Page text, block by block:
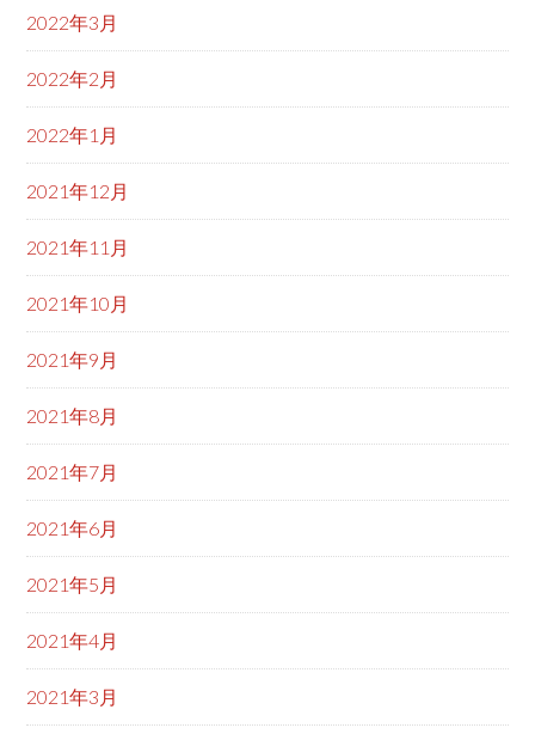
2022年3月
2022年2月
2022年1月
2021年12月
2021年11月
2021年10月
2021年9月
2021年8月
2021年7月
2021年6月
2021年5月
2021年4月
2021年3月